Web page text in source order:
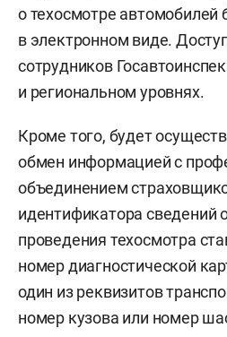
о техосмотре автомобилей
в электронном виде.
сотрудников
и региональном уровнях.
Кроме того, будет
обмен информацией с
объединением
идентификатора сведений
проведения техосмотра
номер диагностической
один из реквизитов
номер кузова или номер